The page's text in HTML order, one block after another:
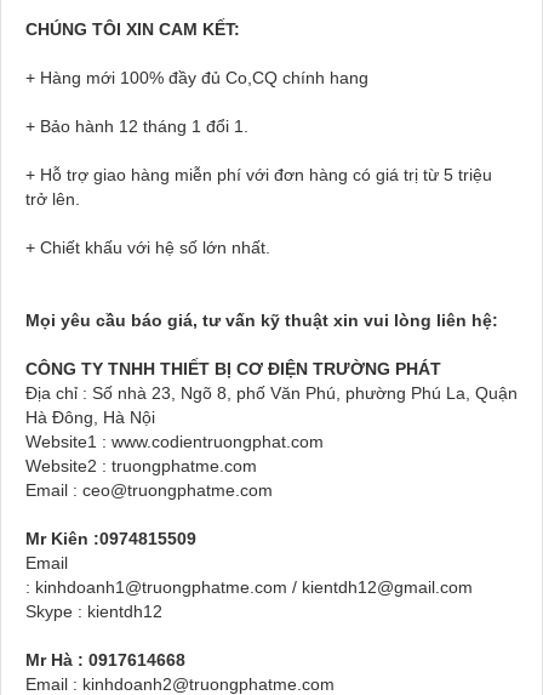
CHÚNG TÔI XIN CAM KẾT:
+ Hàng mới 100% đầy đủ Co,CQ chính hang
+ Bảo hành 12 tháng 1 đổi 1.
+ Hỗ trợ giao hàng miễn phí với đơn hàng có giá trị từ 5 triệu
trở lên.
+ Chiết khấu với hệ số lớn nhất.
Mọi yêu cầu báo giá, tư vấn kỹ thuật xin vui lòng liên hệ:
CÔNG TY TNHH THIẾT BỊ CƠ ĐIỆN TRƯỜNG PHÁT
Địa chỉ : Số nhà 23, Ngõ 8, phố Văn Phú, phường Phú La, Quận
Hà Đông, Hà Nội
Website1 : www.codientruongphat.com
Website2 : truongphatme.com
Email : ceo@truongphatme.com
Mr Kiên :0974815509
Email
: kinhdoanh1@truongphatme.com / kientdh12@gmail.com
Skype : kientdh12
Mr Hà : 0917614668
Email : kinhdoanh2@truongphatme.com